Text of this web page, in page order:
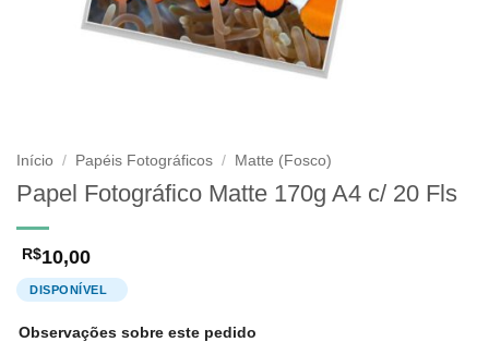
Início / Papéis Fotográficos / Matte (Fosco)
Papel Fotográfico Matte 170g A4 c/ 20 Fls
R$10,00
Observações sobre este pedido